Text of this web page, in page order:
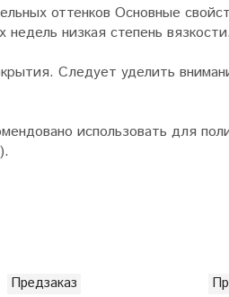
оттенков Основные
низкая степень вязкости.
Следует уделить
использовать для
Предзаказ